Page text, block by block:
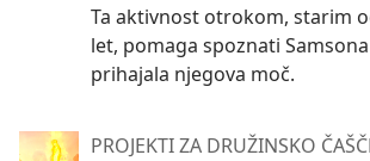
Ta aktivnost otrokom, starim
let, pomaga spoznati
prihajala njegova moč.
PROJEKTI ZA DRUŽINSKO